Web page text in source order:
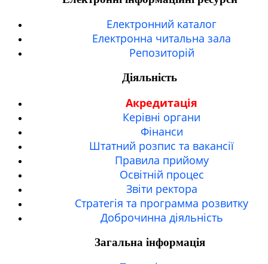
Електронний каталог
Електронна читальна зала
Репозиторій
Діяльність
Акредитація
Керівні органи
Фінанси
Штатний розпис та вакансії
Правила прийому
Освітній процес
Звіти ректора
Стратегія та программа розвитку
Доброчинна діяльність
Загальна інформація